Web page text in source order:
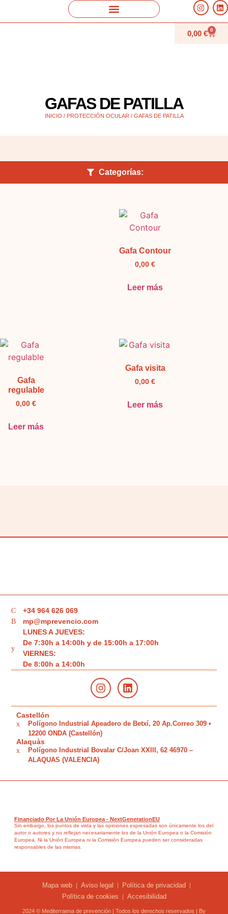
0,00 € 0
GAFAS DE PATILLA
INICIO / PROTECCIÓN OCULAR / GAFAS DE PATILLA
Categorías:
Gafa Contour
0,00€
Leer más
Gafa
regulable
0,00€
Leer más
Gafa visita
0,00€
Leer más
+34 964 626 069
mp@mprevencio.com
LUNES A JUEVES:
De 7:30h a 14:00h y de 15:00h a 17:00h
VIERNES:
De 8:00h a 14:00h
Castellón
Polígono Industrial Apeadero de Betxí, 20 Ap.Correo 309 •
12200 ONDA (Castellón)
Alaquàs
Polígono Industrial Bovalar C/Joan XXIII, 62 46970 –
ALAQUAS (VALENCIA)
Financiado Por La Unión Europea - NextGenerationEU
Sin embargo, los puntos de vista y las opiniones expresadas son únicamente los del
autor o autores y no reflejan necesariamente los de la Unión Europea o la Comisión
Europea. Ni la Unión Europea ni la Comisión Europea pueden ser consideradas
responsables de las mismas.
Mapa web Aviso legal
Política de privacidad
Política de cookies
Accesibilidad
2024 © Mediterraena de prevención | Todos los derechos reservados | By